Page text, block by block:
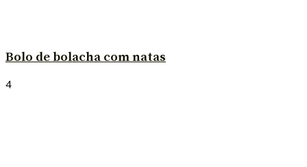
Bolo de bolacha com natas
4